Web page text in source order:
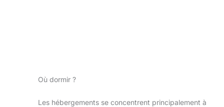
Où dormir ?
Les hébergements se concentrent principalement à